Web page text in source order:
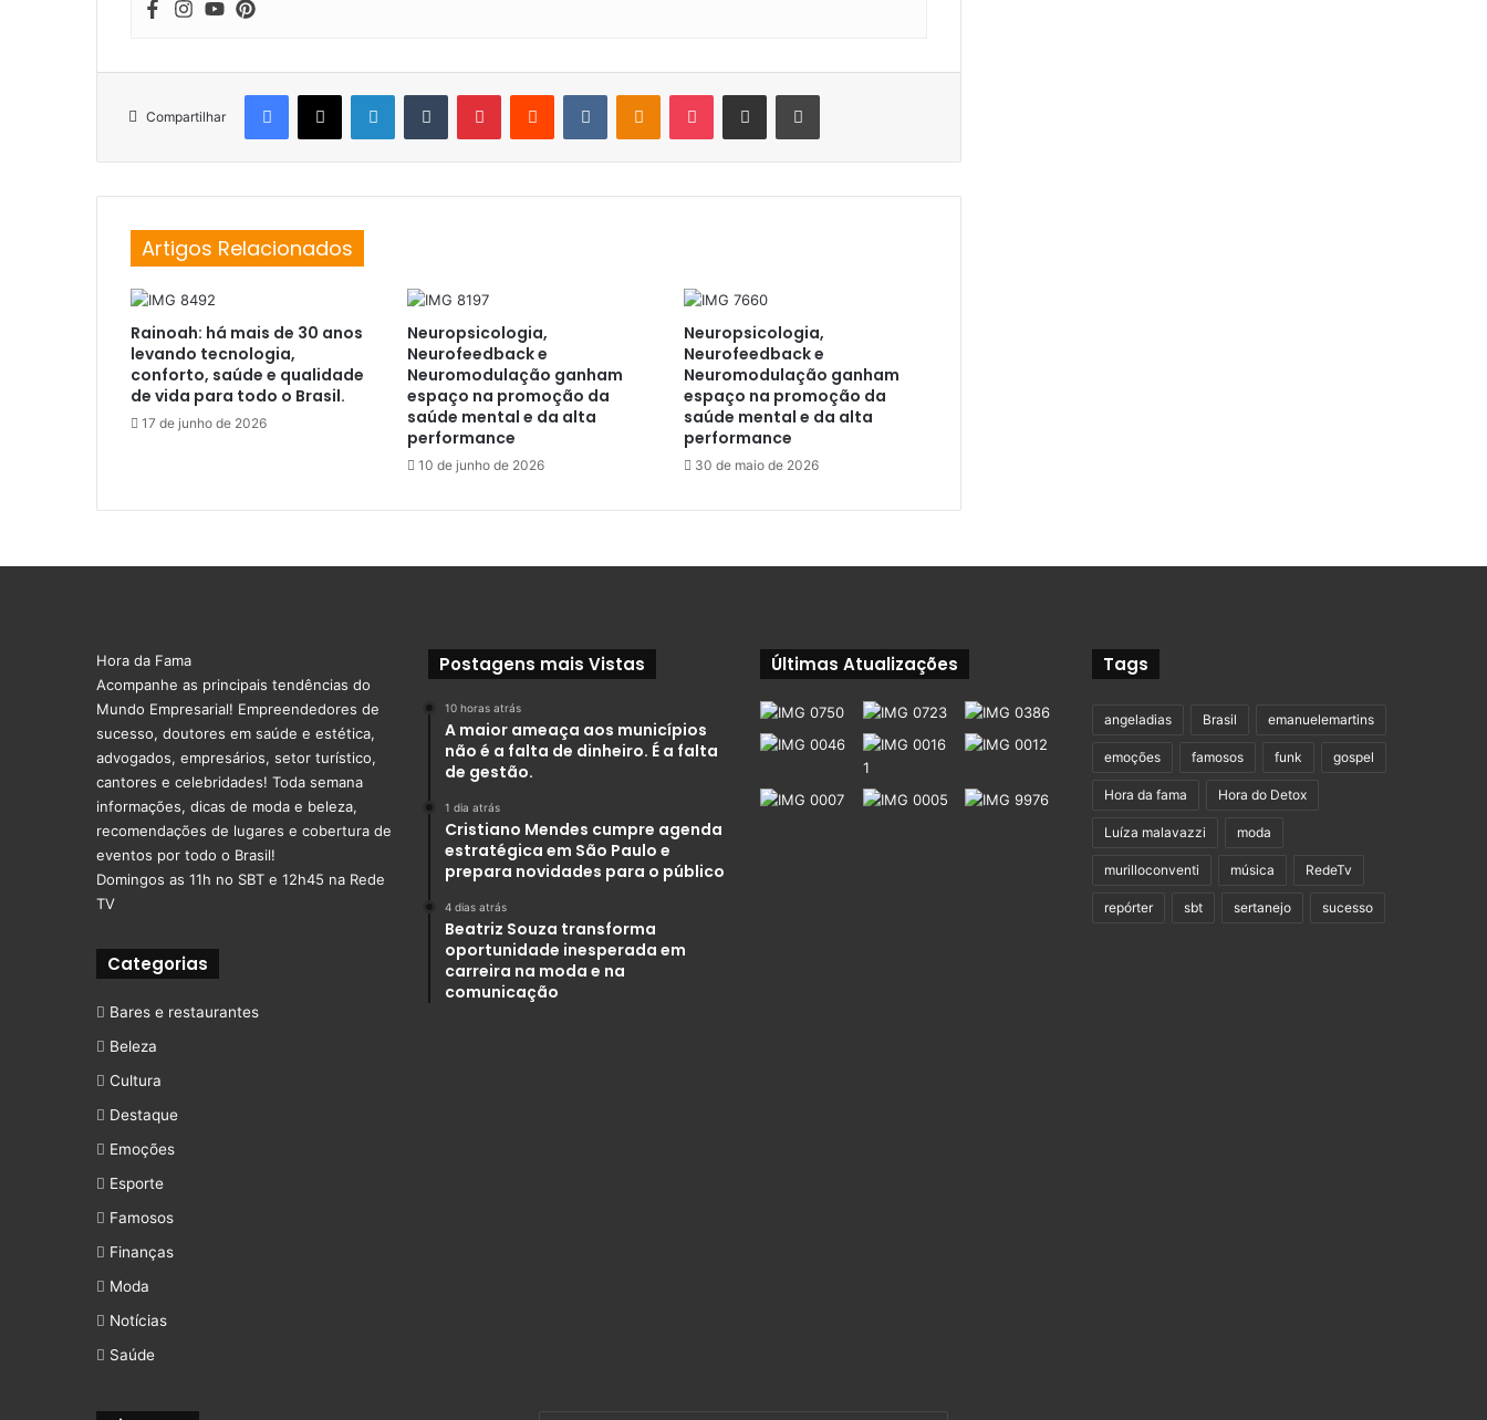
Compartilhar
Facebook
X LinkedinTumblr PinterestReddit VK OK Pocket Compartilhar por e-mail Imprimir
Artigos Relacionados
Rainoah: há mais de 30 anos
levando tecnologia,
conforto, saúde e qualidade
de vida para todo o Brasil.
17 de junho de 2026
Neuropsicologia,
Neurofeedback e
Neuromodulação ganham
espaço na promoção da
saúde mental e da alta
performance
10 de junho de 2026
Neuropsicologia,
Neurofeedback e
Neuromodulação ganham
espaço na promoção da
saúde mental e da alta
performance
30 de maio de 2026
Hora da Fama
Acompanhe as principais tendências do
Mundo Empresarial! Empreendedores de
sucesso, doutores em saúde e estética,
advogados, empresários, setor turístico,
cantores e celebridades! Toda semana
informações, dicas de moda e beleza,
recomendações de lugares e cobertura de
eventos por todo o Brasil!
Domingos as 11h no SBT e 12h45 na Rede
TV
Categorias
Bares e restaurantes
Beleza
Cultura
Destaque
Emoções
Esporte
Famosos
Finanças
Moda
Notícias
Saúde
Postagens mais Vistas
10 horas atrás
A maior ameaça aos municípios
não é a falta de dinheiro. É a falta
de gestão.
1 dia atrás
Cristiano Mendes cumpre agenda
estratégica em São Paulo e
prepara novidades para o público
4 dias atrás
Beatriz Souza transforma
oportunidade inesperada em
carreira na moda e na
comunicação
Últimas Atualizações Tags
angeladias Brasil emanuelemartins
emoções famosos funk gospel
Hora da fama Hora do Detox
Luíza malavazzi moda
murilloconventi música RedeTv
repórter sbt sertanejo sucesso